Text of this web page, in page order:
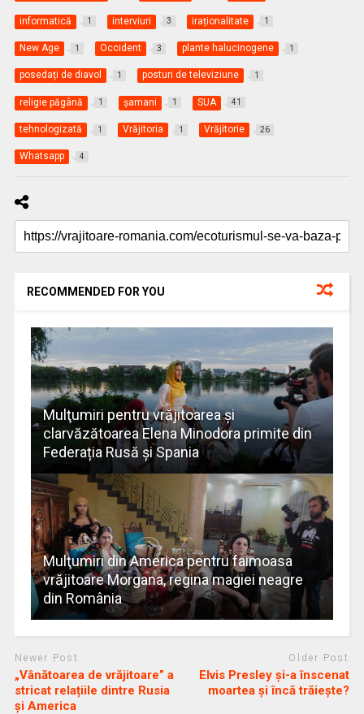
informatică 1 interviuri 3 iraționalitate 1
New Age 1 Occident 3 plante halucinogene 1
posedați de diavol 1 posturi de televiziune 1
religie păgână 1 şamani 1 SUA 41
tehnologizată 1 Vrăjitoria 1 Vrăjitorie 26
Whatsapp 4
RECOMMENDED FOR YOU
Mulţumiri pentru vrăjitoarea şi
clarvăzătoarea Elena Minodora primite din
Federația Rusă și Spania
Mulţumiri din America pentru faimoasa
vrăjitoare Morgana, regina magiei neagre
din România
Newer Post
„Vânătoarea de vrăjitoare” a
stricat relațiile dintre Rusia
și America
Older Post
Elvis Presley şi-a înscenat
moartea şi încă trăieşte?